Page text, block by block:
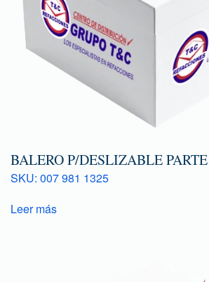
BALERO P/DESLIZABLE
SKU: 007 981 1325
Leer más